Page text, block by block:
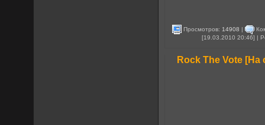
Просмотров: 14908 |
[19.03.2010 20:46] |
Rock The Vote [На